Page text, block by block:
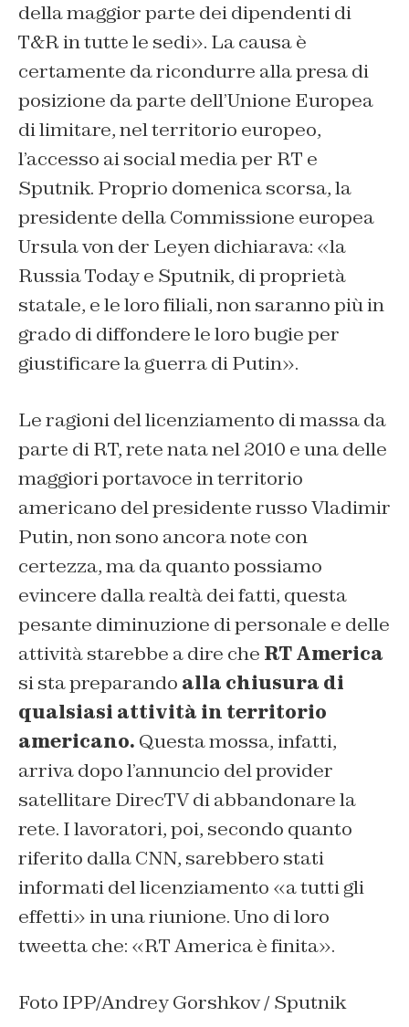
della maggior parte dei dipendenti di
T&R in tutte le sedi». La causa è
certamente da ricondurre alla presa di
posizione da parte dell’Unione Europea
di limitare, nel territorio europeo,
l’accesso ai social media per RT e
Sputnik. Proprio domenica scorsa, la
presidente della Commissione europea
Ursula von der Leyen dichiarava: «la
Russia Today e Sputnik, di proprietà
statale, e le loro filiali, non saranno più in
grado di diffondere le loro bugie per
giustificare la guerra di Putin».
Le ragioni del licenziamento di massa da
parte di RT, rete nata nel 2010 e una delle
maggiori portavoce in territorio
americano del presidente russo Vladimir
Putin, non sono ancora note con
certezza, ma da quanto possiamo
evincere dalla realtà dei fatti, questa
pesante diminuzione di personale e delle
attività starebbe a dire che RT America
si sta preparando alla chiusura di
qualsiasi attività in territorio
americano. Questa mossa, infatti,
arriva dopo l’annuncio del provider
satellitare DirecTV di abbandonare la
rete. I lavoratori, poi, secondo quanto
riferito dalla CNN, sarebbero stati
informati del licenziamento «a tutti gli
effetti» in una riunione. Uno di loro
tweetta che: «RT America è finita».
Foto IPP/Andrey Gorshkov / Sputnik